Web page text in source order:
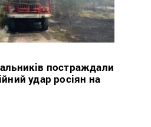
постраждали
удар росіян на